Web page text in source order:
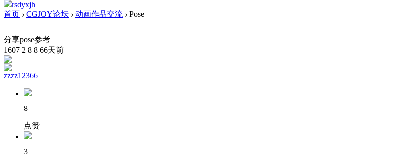
rsdyxjh
首页 › CGJOY论坛 › 动画作品交流 › Pose
分享pose参考
1607 2 8 8 66天前
zzzz12366
8
点赞
3